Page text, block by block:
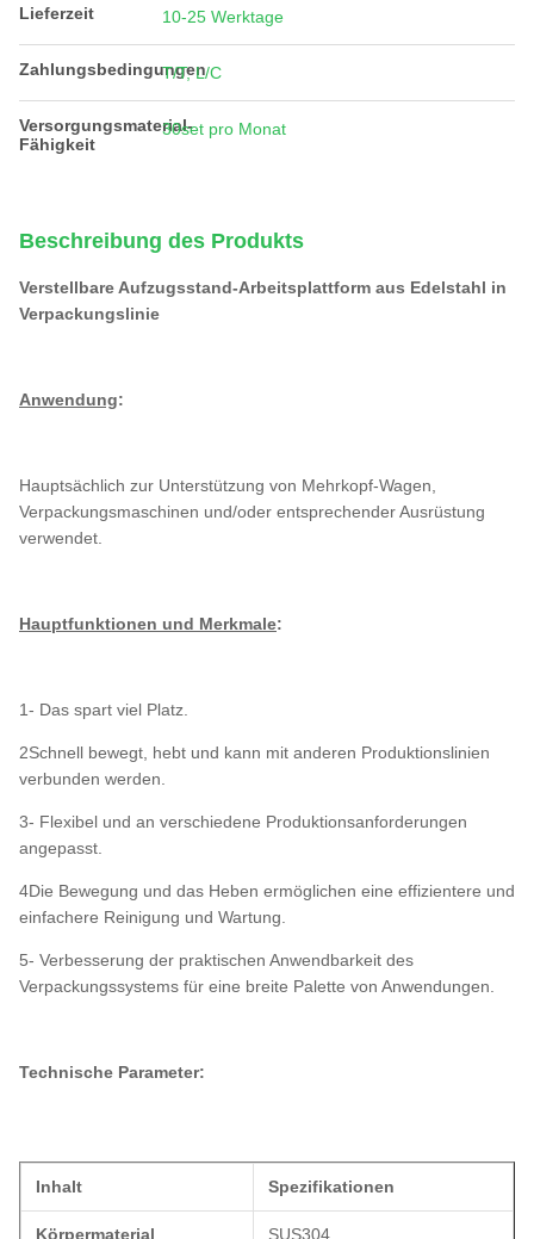
Lieferzeit 10-25 Werktage
Zahlungsbedingungen
T/T, L/C
Versorgungsmaterial-
Fähigkeit
30set pro Monat
Beschreibung des Produkts
Verstellbare Aufzugsstand-Arbeitsplattform aus Edelstahl in
Verpackungslinie
Anwendung:
Hauptsächlich zur Unterstützung von Mehrkopf-Wagen,
Verpackungsmaschinen und/oder entsprechender Ausrüstung
verwendet.
Hauptfunktionen und Merkmale:
1- Das spart viel Platz.
2Schnell bewegt, hebt und kann mit anderen Produktionslinien
verbunden werden.
3- Flexibel und an verschiedene Produktionsanforderungen
angepasst.
4Die Bewegung und das Heben ermöglichen eine effizientere und
einfachere Reinigung und Wartung.
5- Verbesserung der praktischen Anwendbarkeit des
Verpackungssystems für eine breite Palette von Anwendungen.
Technische Parameter:
Inhalt Spezifikationen
Körpermaterial SUS304